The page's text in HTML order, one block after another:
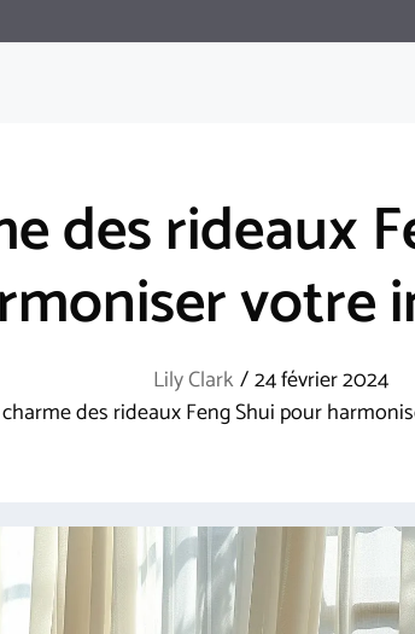
des rideaux
votre
Lily Clark/24 février 2024
des rideaux Feng Shui pour